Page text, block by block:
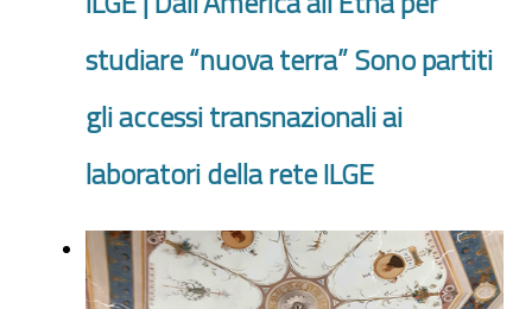
studiare “nuova terra” Sono partiti
gli accessi transnazionali ai
laboratori della rete ILGE